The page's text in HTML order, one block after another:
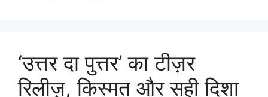
‘उत्तर दा पुत्तर’ का टीज़र
रिलीज़, किस्मत और सही दिशा